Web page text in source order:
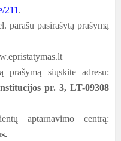
211 .
parašu pasirašytą prašymą
prašymą siųskite adresu:
pr. 3, LT-09308
aptarnavimo centrą: